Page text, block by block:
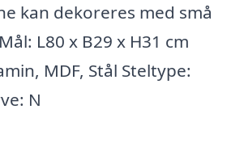
kan dekoreres med små
L80 x B29 x H31 cm
MDF, Stål Steltype:
N